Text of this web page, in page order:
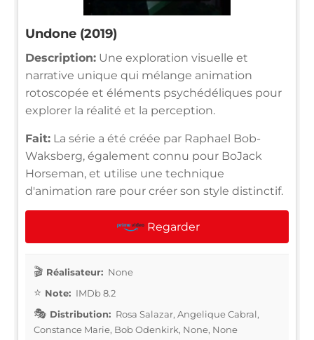
Undone (2019)
Description: Une exploration visuelle et
narrative unique qui mélange animation
rotoscopée et éléments psychédéliques pour
explorer la réalité et la perception.
Fait: La série a été créée par Raphael Bob-
Waksberg, également connu pour BoJack
Horseman, et utilise une technique
d'animation rare pour créer son style distinctif.
Regarder
Réalisateur: None
Note: IMDb 8.2
Distribution: Rosa Salazar, Angelique Cabral,
Constance Marie, Bob Odenkirk, None, None